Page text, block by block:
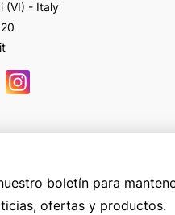
(VI) - Italy
boletín para
ofertas y productos.